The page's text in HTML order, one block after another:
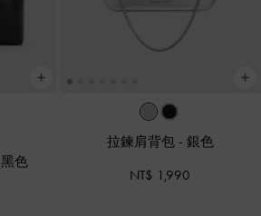
黑色
拉鍊肩背包 - 銀色
NT$ 1,990